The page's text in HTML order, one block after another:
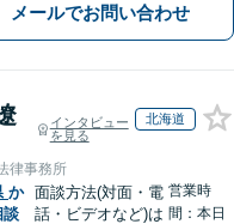
メールでお問い合わせ
インタビュー
を見る
北海道
律事務所
か
談
面談方法(対面・電
話・ビデオなど)は
営業時
間：本日